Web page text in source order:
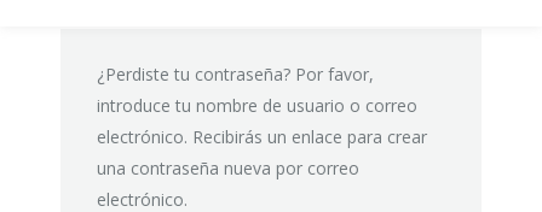
¿Perdiste tu contraseña? Por favor,
introduce tu nombre de usuario o correo
electrónico. Recibirás un enlace para crear
una contraseña nueva por correo
electrónico.